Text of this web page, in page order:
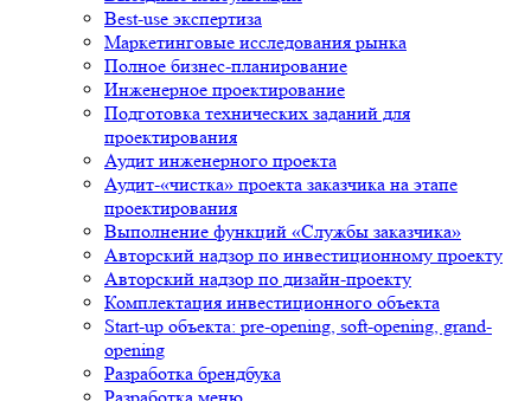
Best-use экспертиза
Маркетинговые исследования рынка
Полное бизнес-планирование
Инженерное проектирование
Подготовка технических заданий для
проектирования
Аудит инженерного проекта
Аудит-«чистка» проекта заказчика на этапе
проектирования
Выполнение функций «Службы заказчика»
Авторский надзор по инвестиционному проекту
Авторский надзор по дизайн-проекту
Комплектация инвестиционного объекта
Start-up объекта: pre-opening, soft-opening, grand-
opening
Разработка брендбука